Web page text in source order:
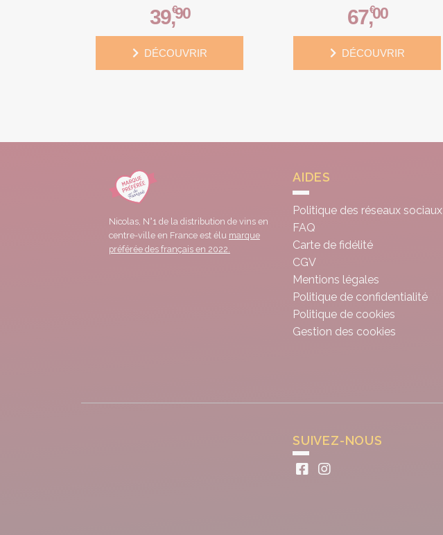
39
,€90
DÉCOUVRIR
67
,€00
DÉCOUVRIR
Nicolas, N°1 de la distribution de vins en
centre-ville en France est élu marque
préférée des français en 2022.
AIDES
Politique des réseaux sociaux
FAQ
Carte de fidélité
CGV
Mentions légales
Politique de confidentialité
Politique de cookies
Gestion des cookies
SUIVEZ-NOUS